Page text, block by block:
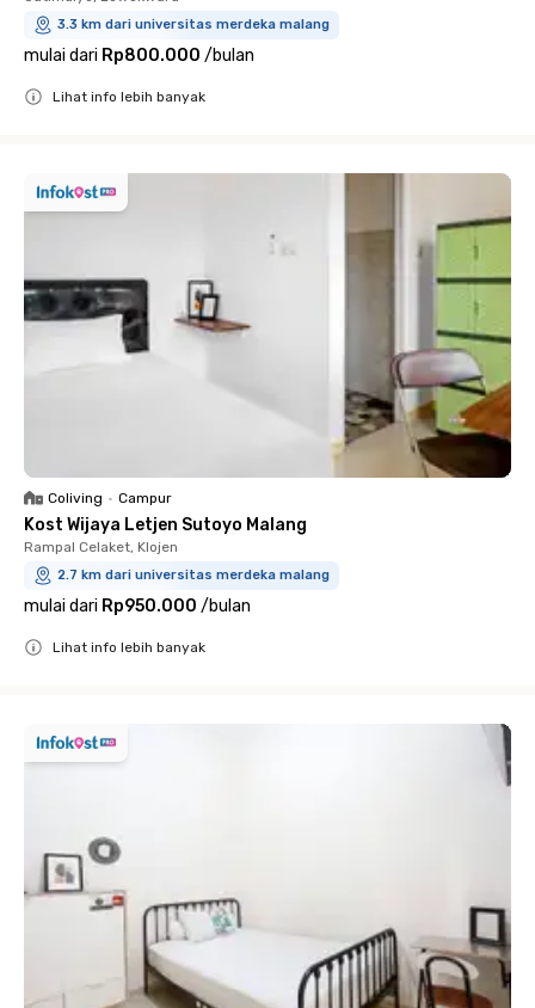
3.3 km dari universitas merdeka malang
mulai dari Rp800.000 /bulan
Lihat info lebih banyak
Coliving • Campur
Kost Wijaya Letjen Sutoyo Malang
Rampal Celaket, Klojen
2.7 km dari universitas merdeka malang
mulai dari Rp950.000 /bulan
Lihat info lebih banyak